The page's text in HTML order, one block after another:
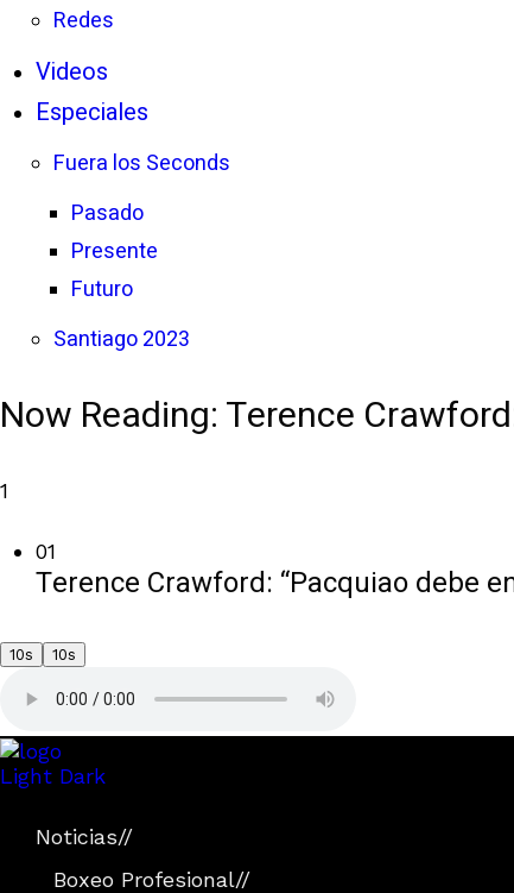
Redes
Videos
Especiales
Fuera los Seconds
Pasado
Presente
Futuro
Santiago 2023
Now Reading: Terence
1
01
Terence Crawford: “Pacquiao debe
10s 10s
Light Dark
Noticias//
Boxeo Profesional//